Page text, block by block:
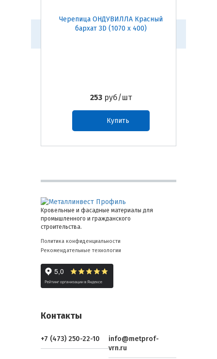
Черепица ОНДУВИЛЛА Красный
бархат 3D (1070 х 400)
253руб/шт
Купить
Кровельные и фасадные материалы для
промышленного и гражданского
строительства.
Политика конфиденциальности
Рекомендательные технологии
Контакты
+7 (473) 250-22-10
info@metprof-
vrn.ru